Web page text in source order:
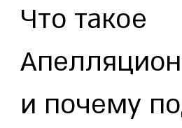
Что такое
и почему